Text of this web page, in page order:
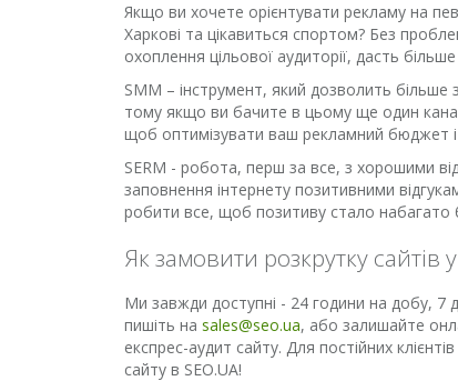
Якщо ви хочете орієнтувати рекламу на
Харкові та цікавиться спортом? Без
охоплення цільової аудиторії, дасть
SMM – інструмент, який дозволить
тому якщо ви бачите в цьому ще один
щоб оптимізувати ваш рекламний бюджет
SERM - робота, перш за все, з хорошими
заповнення інтернету позитивними
робити все, щоб позитиву стало набагато
Як замовити розкрутку сайтів
Ми завжди доступні - 24 години на добу, 7
пишіть на sales@seo.ua, або залишайте
експрес-аудит сайту. Для постійних
сайту в SEO.UA!